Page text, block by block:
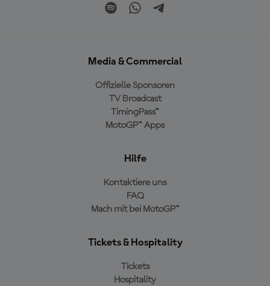
Media & Commercial
Offizielle Sponsoren
TV Broadcast
TimingPass™
MotoGP™ Apps
Hilfe
Kontaktiere uns
FAQ
Mach mit bei MotoGP™
Tickets & Hospitality
Tickets
Hospitality